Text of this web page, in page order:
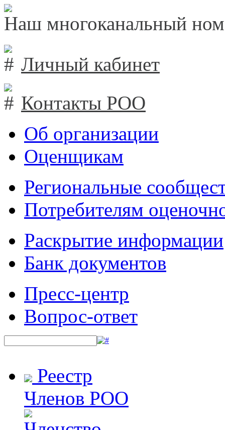
Наш многоканальный
Личный кабинет
Контакты РОО
Об организации
Оценщикам
Региональные
Потребителям
Раскрытие информации
Банк документов
Пресс-центр
Вопрос-ответ
Реестр
Членов РОО